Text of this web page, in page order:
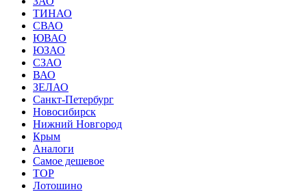
ТИНАО
СВАО
ЮВАО
ЮЗАО
СЗАО
ВАО
ЗЕЛАО
Санкт-Петербург
Новосибирск
Нижний Новгород
Крым
Аналоги
Самое дешевое
TOP
Лотошино